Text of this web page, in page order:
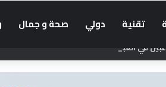
تقنية دولي صحة و جمال
في العبور إلى سبتة